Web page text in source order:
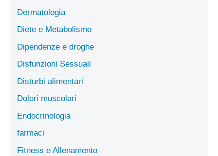
Dermatologia
Diete e Metabolismo
Dipendenze e droghe
Disfunzioni Sessuali
Disturbi alimentari
Dolori muscolari
Endocrinologia
farmaci
Fitness e Allenamento